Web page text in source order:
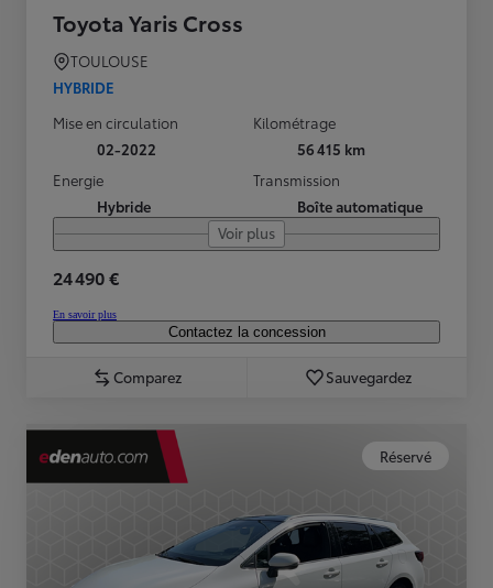
Toyota Yaris Cross
TOULOUSE
HYBRIDE
Mise en circulation
02-2022
Kilométrage
56 415 km
Energie
Hybride
Transmission
Boîte automatique
Voir plus
24 490 €
En savoir plus
Contactez la concession
Comparez Sauvegardez
Réservé